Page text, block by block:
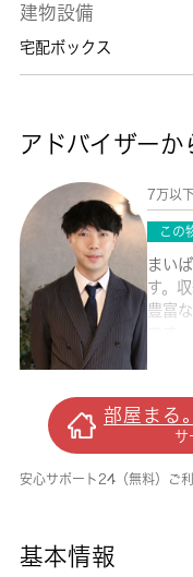
建物設備
宅配ボックス
アドバイザーか
7万以
この
まい
す。
豊富
詰ま
キッ
南コ
種多
ら、
部屋まる
サ
安心サポート24（無料）ご
基本情報